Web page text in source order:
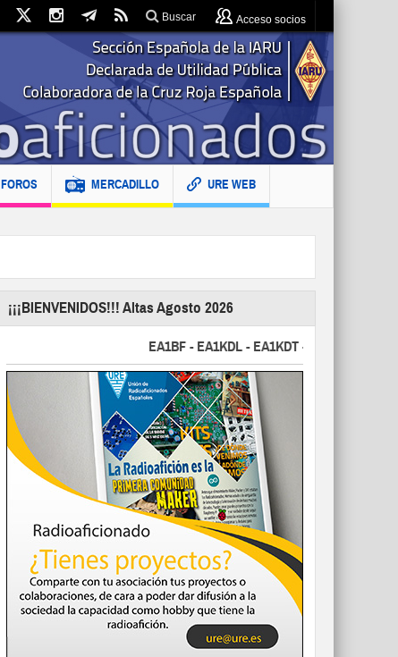
Buscar Acceso socios
FOROS MERCADILLO URE WEB
¡¡¡BIENVENIDOS!!! Altas Agosto 2026
EA1BF - EA1KDL - EA1KDT - EA2FBJ - EA2FJU -